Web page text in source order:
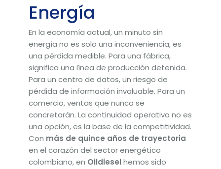
Energía
En la economía actual, un minuto sin
energía no es solo una inconveniencia; es
una pérdida medible. Para una fábrica,
significa una línea de producción detenida.
Para un centro de datos, un riesgo de
pérdida de información invaluable. Para un
comercio, ventas que nunca se
concretarán. La continuidad operativa no es
una opción, es la base de la competitividad.
Con más de quince años de trayectoria
en el corazón del sector energético
colombiano, en Oildiesel hemos sido